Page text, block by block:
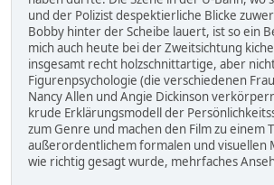
und der Polizist despektierliche Blicke
Bobby hinter der Scheibe lauert, ist so ein
mich auch heute bei der Zweitsichtung
insgesamt recht holzschnittartige, aber
Figurenpsychologie (die verschiedenen
Nancy Allen und Angie Dickinson
krude Erklärungsmodell der
zum Genre und machen den Film zu einem
außerordentlichem formalen und visuellen
wie richtig gesagt wurde, mehrfaches